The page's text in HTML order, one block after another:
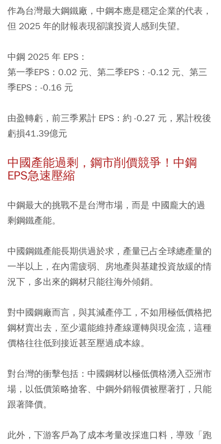
作為台灣最大鋼鐵廠，中鋼本應是穩定企業的代表，
但 2025 年的財報表現卻讓投資人感到失望。
中鋼 2025 年 EPS：
第一季EPS：0.02 元、第二季EPS：-0.12 元、第三
季EPS：-0.16 元
由盈轉虧，前三季累計 EPS：約 -0.27 元，累計稅後
虧損41.39億元
中國產能過剩，鋼市削價競爭！中鋼
EPS急速壓縮
中鋼最大的挑戰不是台灣市場，而是 中國龐大的過
剩鋼鐵產能。
中國鋼鐵產能長期供過於求，產量已占全球總產量的
一半以上，在內需疲弱、房地產與基建投資放緩的情
況下，多出來的鋼材只能往海外傾銷。
對中國鋼廠而言，與其減產停工，不如用極低價格把
鋼材賣出去，至少還能維持產線運轉與現金流，這種
價格往往低到接近甚至壓過成本線。
對台灣的衝擊包括：中國鋼材以極低價格湧入亞洲市
場，以低價策略搶客、中鋼外銷報價被壓著打，只能
跟著降價。
此外，下游客戶為了成本考量改採進口料，導致「跑